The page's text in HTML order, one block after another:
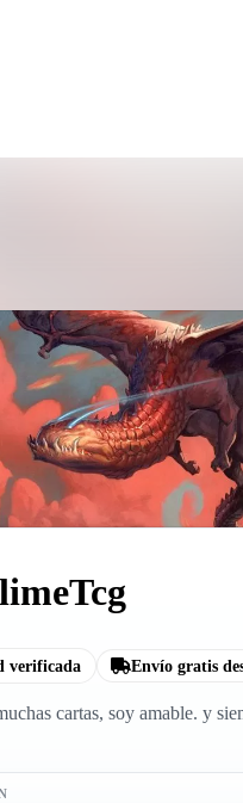
verificada Envío gratis
cartas, soy amable. y